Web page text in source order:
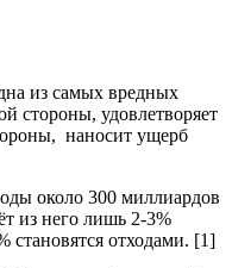
из самых вредных
стороны, удовлетворяет
наносит ущерб
около 300 миллиардов
из него лишь 2-3%
становятся отходами. [1]